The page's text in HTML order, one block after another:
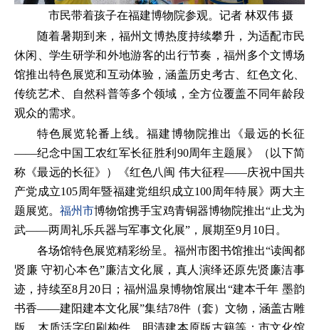
市民带着孩子在福建博物院参观。记者 林双伟 摄
随着暑期到来，福州文博热度持续攀升，为适配市民
休闲、学生研学和外地游客的出行节奏，福州多个文博场
馆推出特色展览和互动体验，涵盖历史考古、红色文化、
传统艺术、自然科普等多个领域，全方位覆盖不同年龄段
观众的需求。
特色展览轮番上线。福建博物院推出《最远的长征
——纪念中国工农红军长征胜利90周年主题展》（以下简
称《最远的长征》）《红色八闽 伟大征程——庆祝中国共
产党成立105周年暨福建党组织成立100周年特展》两大主
题展览。福州市博物馆携手宝鸡青铜器博物院推出“止戈为
武——两周礼乐兵器与军事文化展”，展期至9月10日。
各场馆特色展览精彩纷呈。福州市图书馆推出“读闽都
贤廉 守初心本色”廉洁文化展，真人演绎还原先贤廉洁事
迹，持续至8月20日；福州温泉博物馆展出“建本千年 墨韵
书香——建阳建本文化展”集结78件（套）文物，涵盖古雕
版、木质活字印刷构件、明清建本原版古籍等；市文化馆